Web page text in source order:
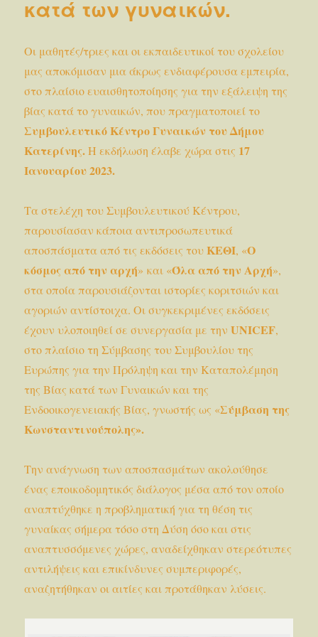
κατά των γυναικών.
Οι μαθητές/τριες και οι εκπαιδευτικοί του σχολείου
μας αποκόμισαν μια άκρως ενδιαφέρουσα εμπειρία,
στο πλαίσιο ευαισθητοποίησης για την εξάλειψη της
βίας κατά το γυναικών, που πραγματοποιεί το
Συμβουλευτικό Κέντρο Γυναικών του Δήμου
Κατερίνης.Η εκδήλωση έλαβε χώρα στις 17
Ιανουαρίου 2023.
Τα στελέχη του Συμβουλευτικού Κέντρου,
παρουσίασαν κάποια αντιπροσωπευτικά
αποσπάσματα από τις εκδόσεις τουΚΕΘΙ, «Ο
κόσμος από την αρχή» και «Όλα από την Αρχή»,
στα οποία παρουσιάζονται ιστορίες κοριτσιών και
αγοριών αντίστοιχα. Οι συγκεκριμένες εκδόσεις
έχουν υλοποιηθεί σε συνεργασία με τηνUNICEF,
στο πλαίσιο τη Σύμβασης του Συμβουλίου της
Ευρώπης για την Πρόληψη και την Καταπολέμηση
της Βίας κατά των Γυναικών και της
Ενδοοικογενειακής Βίας, γνωστής ως «Σύμβαση της
Κωνσταντινούπολης».
Την ανάγνωση των αποσπασμάτων ακολούθησε
ένας εποικοδομητικός διάλογος μέσα από τον οποίο
αναπτύχθηκε η προβληματική για τη θέση τις
γυναίκας σήμερα τόσο στη Δύση όσο και στις
αναπτυσσόμενες χώρες, αναδείχθηκαν στερεότυπες
αντιλήψεις και επικίνδυνες συμπεριφορές,
αναζητήθηκαν οι αιτίες και προτάθηκαν λύσεις.